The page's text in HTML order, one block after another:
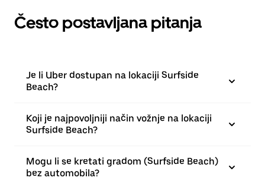
Često postavljana pitanja
Je li Uber dostupan na lokaciji Surfside
Beach?
Koji je najpovoljniji način vožnje na lokaciji
Surfside Beach?
Mogu li se kretati gradom (Surfside Beach)
bez automobila?